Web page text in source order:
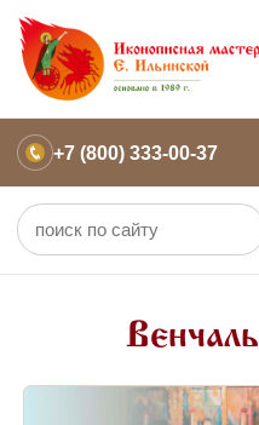
+7 (800) 333-00-37